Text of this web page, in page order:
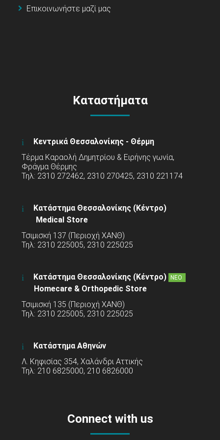
Επικοινωνήστε μαζί μας
Καταστήματα
Κεντρικά Θεσσαλονίκης - Θέρμη
Τέρμα Καραολή Δημητρίου & Ειρήνης γωνία,
Φράγμα Θέρμης
Τηλ: 2310 272462, 2310 270425, 2310 221174
Κατάστημα Θεσσαλονίκης (Κέντρο)
Medical Store
Τσιμισκή 137 (Περιοχή ΧΑΝΘ)
Τηλ: 2310 225005, 2310 225025
Κατάστημα Θεσσαλονίκης (Κέντρο) ΝΕΟ
Homecare & Orthopedic Store
Τσιμισκή 135 (Περιοχή ΧΑΝΘ)
Τηλ: 2310 225005, 2310 225025
Κατάστημα Αθηνών
Λ. Κηφισίας 354, Χαλάνδρι Αττικής
Τηλ: 210 6825000, 210 6826000
Connect with us